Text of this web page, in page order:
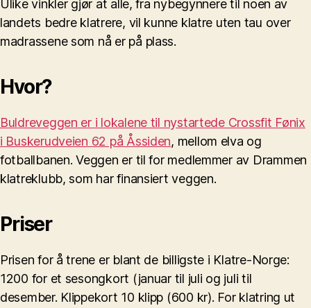
Ulike vinkler gjør at alle, fra nybegynnere til noen av
landets bedre klatrere, vil kunne klatre uten tau over
madrassene som nå er på plass.
Hvor?
Buldreveggen er i lokalene til nystartede Crossfit Fønix
i Buskerudveien 62 på Åssiden, mellom elva og
fotballbanen. Veggen er til for medlemmer av Drammen
klatreklubb, som har finansiert veggen.
Priser
Prisen for å trene er blant de billigste i Klatre-Norge:
1200 for et sesongkort (januar til juli og juli til
desember. Klippekort 10 klipp (600 kr). For klatring ut